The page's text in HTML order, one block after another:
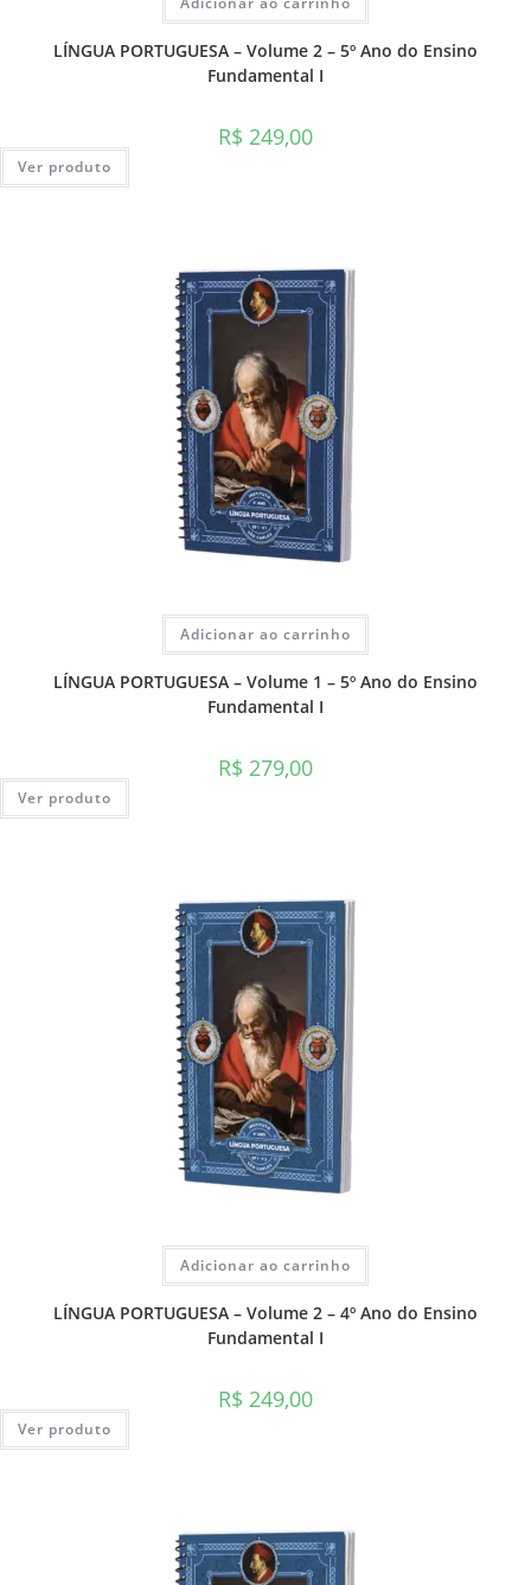
LÍNGUA PORTUGUESA – Volume 2 – 5º Ano do Ensino
Fundamental I
R$ 249,00
Ver produto
Adicionar ao carrinho
LÍNGUA PORTUGUESA – Volume 1 – 5º Ano do Ensino
Fundamental I
R$ 279,00
Ver produto
Adicionar ao carrinho
LÍNGUA PORTUGUESA – Volume 2 – 4º Ano do Ensino
Fundamental I
R$ 249,00
Ver produto